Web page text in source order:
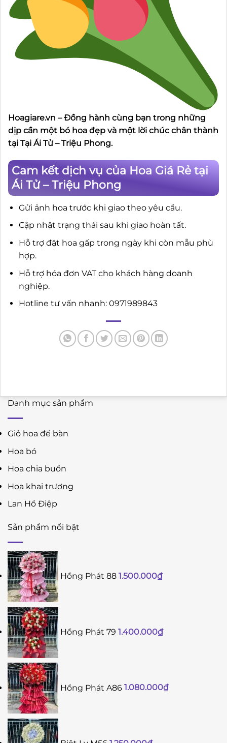
Danh mục sản phẩm
Giỏ hoa để bàn
Hoa bó
Hoa chia buồn
Hoa khai trương
Lan Hồ Điệp
Sản phẩm nổi bật
Hồng Phát 88 1.500.000₫
Hồng Phát 79 1.400.000₫
Hồng Phát A86 1.080.000₫
Hoagiare.vn – Đồng hành cùng bạn trong những
dịp cần một bó hoa đẹp và một lời chúc chân thành
tại Tại Ái Tử – Triệu Phong.
Cam kết dịch vụ của Hoa Giá Rẻ tại
Ái Tử – Triệu Phong
Gửi ảnh hoa trước khi giao theo yêu cầu.
Cập nhật trạng thái sau khi giao hoàn tất.
Hỗ trợ đặt hoa gấp trong ngày khi còn mẫu phù
hợp.
Hỗ trợ hóa đơn VAT cho khách hàng doanh
nghiệp.
Hotline tư vấn nhanh: 0971989843